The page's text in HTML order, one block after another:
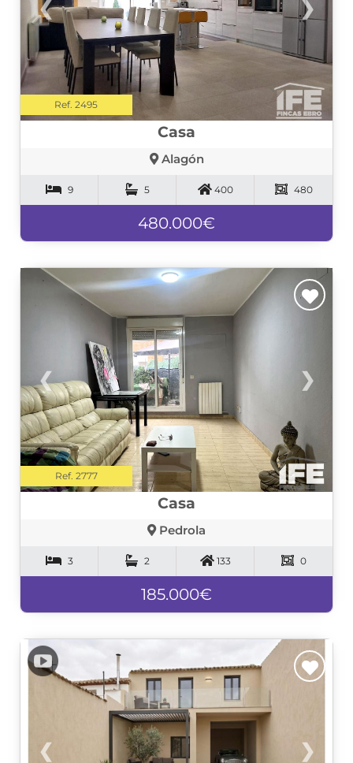
❮ ❯
Ref. 2495
Casa
Alagón
9 5 400 480
480.000€
❮ ❯
Ref. 2777
Casa
Pedrola
3 2 133 0
185.000€
❮ ❯